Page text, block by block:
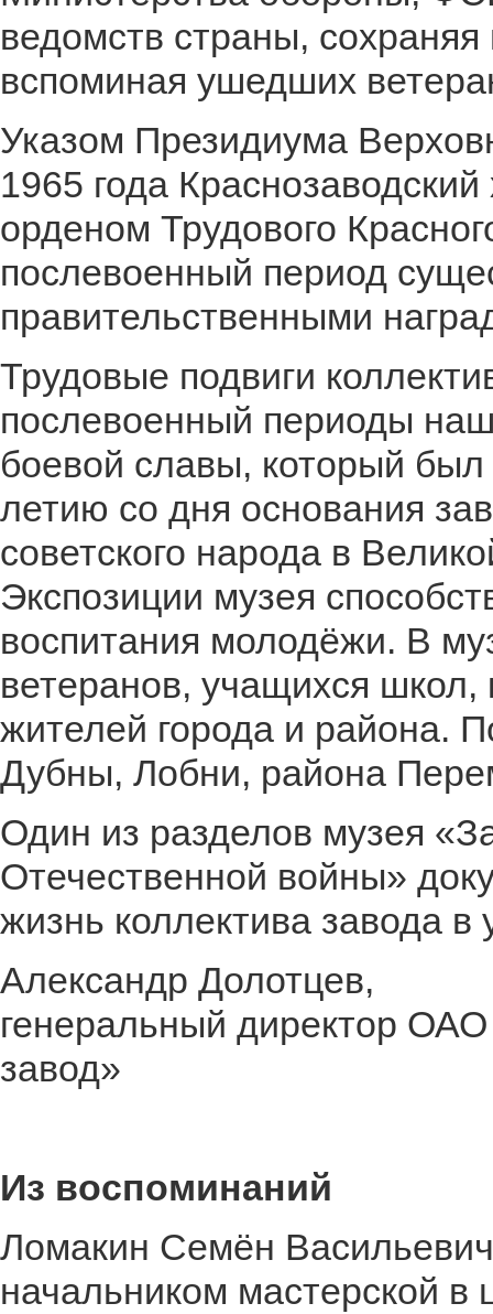
ведомств страны,
вспоминая ушедших
Указом Президиума
1965 года
орденом Трудового
послевоенный период
правительственными
Трудовые подвиги
послевоенный периоды
боевой славы, который
летию со дня основания
советского народа в
Экспозиции музея
воспитания молодёжи. В
ветеранов, учащихся школ,
жителей города и района.
Дубны, Лобни, района
Один из разделов музея
Отечественной войны»
жизнь коллектива завода
Александр Долотцев,
генеральный директор
завод»
Из воспоминаний
Ломакин Семён
начальником мастерской